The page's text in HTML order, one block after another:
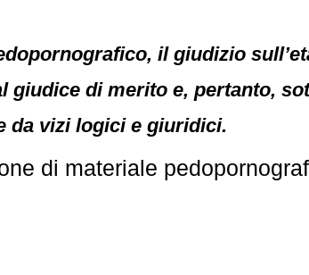
il giudizio
giudice di merito e, pertanto,
da vizi logici e giuridici.
di materiale